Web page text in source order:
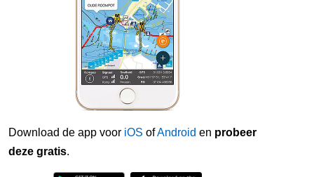
Download de app voor iOS ofAndroid en probeer
deze gratis.